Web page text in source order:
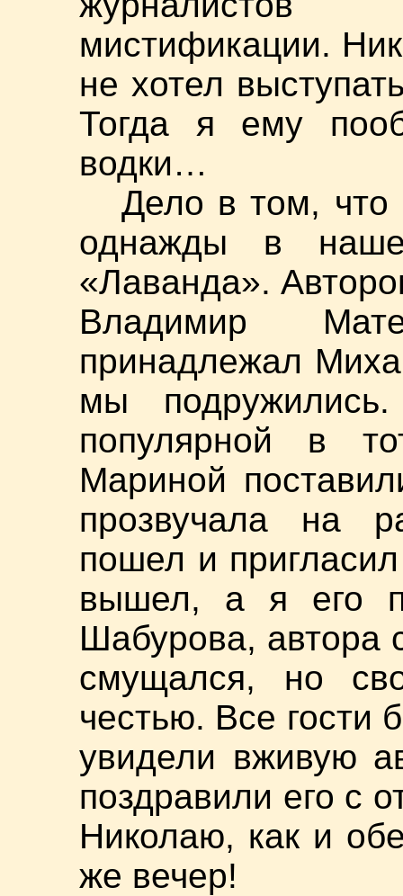
мистификации.
не хотел
Тогда я ему
водки…
Дело в том, что
однажды в
«Лаванда».
Владимир
принадлежал
мы
популярной в
Мариной
прозвучала на
пошел и
вышел, а я его
Шабурова, автора
смущался, но
честью. Все гости
увидели вживую
поздравили его с
Николаю, как и
же вечер!